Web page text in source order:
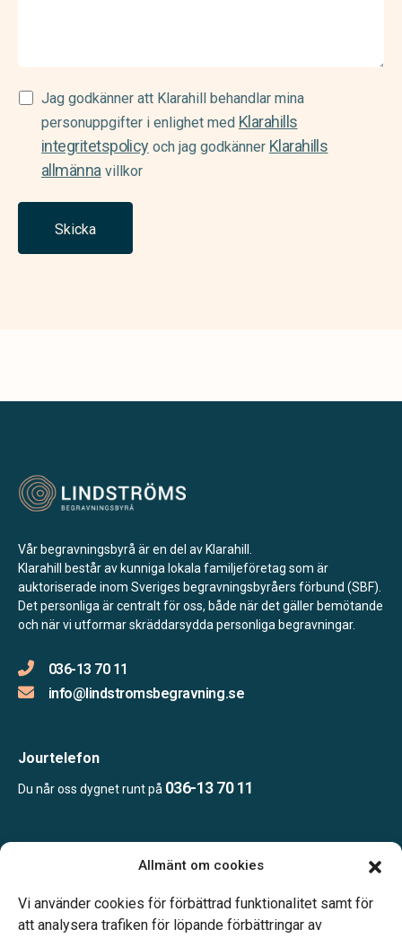
Allmänt om cookies
Vi använder cookies för förbättrad funktionalitet samt för
att analysera trafiken för löpande förbättringar av
Samtycke
(Required)
Jag godkänner att Klarahill behandlar mina
personuppgifter i enlighet med Klarahills
integritetspolicyoch jag godkänner Klarahills
allmännavillkor
Skicka
Vår begravningsbyrå är en del av Klarahill.
Klarahill består av kunniga lokala familjeföretag som är
auktoriserade inom Sveriges begravningsbyråers förbund (SBF).
Det personliga är centralt för oss, både när det gäller bemötande
och när vi utformar skräddarsydda personliga begravningar.
036-13 70 11
info@lindstromsbegravning.se
Jourtelefon
Du når oss dygnet runt på 036-13 70 11
Telefonjour dygnet runt.